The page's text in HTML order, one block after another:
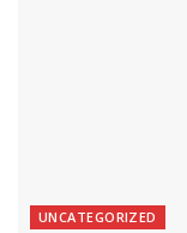
UNCATEGORIZED